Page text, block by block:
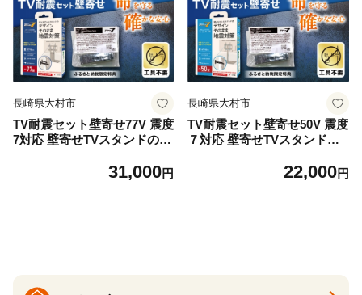
長崎県大村市
TV耐震セット壁寄せ77V 震度
7対応 壁寄せTVスタンドの転
レビスタンド用～77型 + 耐震
31,000円
長崎県大村市
TV耐震セット壁寄せ50V 震度
７対応 壁寄せTVスタンドの
テレビスタンド用～50型 + 耐
22,000円